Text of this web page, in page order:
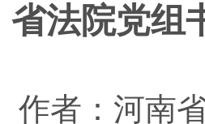
省法院党组
作者：河南